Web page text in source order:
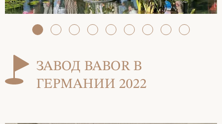
ЗАВОД BABOR В
ГЕРМАНИИ 2022